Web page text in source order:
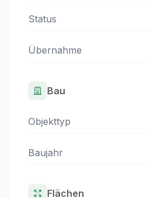
Status
Übernahme
Bau
Objekttyp
Baujahr
Flächen